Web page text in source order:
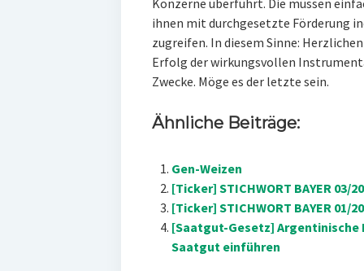
Konzerne überführt. Die müssen
ihnen mit durchgesetzte Förderung
zugreifen. In diesem Sinne:
Erfolg der wirkungsvollen
Zwecke. Möge es der letzte sein.
Ähnliche Beiträge:
Gen-Weizen
[Ticker] STICHWORT BAYER 03/
[Ticker] STICHWORT BAYER 01/
[Saatgut-Gesetz] Argentinische
Saatgut einführen